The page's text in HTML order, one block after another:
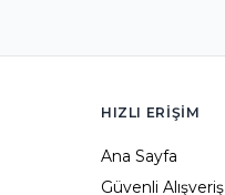
HIZLI ERIŞIM
Ana Sayfa
Güvenli Alışveriş